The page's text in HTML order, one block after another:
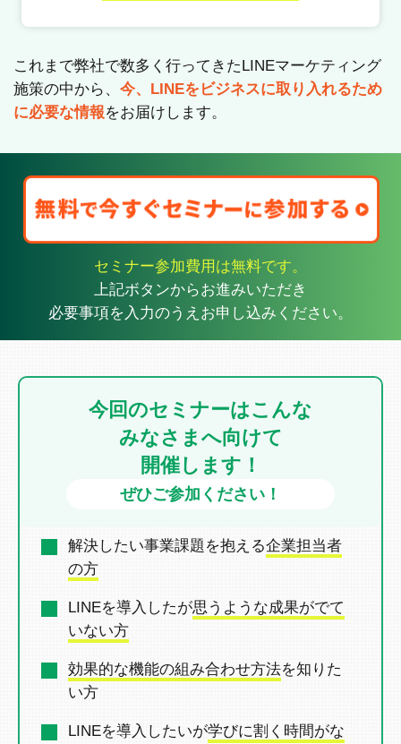
これまで弊社で数多く行ってきたLINEマーケティング
施策の中から、 今、LINEをビジネスに取り入れるため
に必要な情報をお届けします。
セミナー参加費用は無料です。
上記ボタンからお進みいただき
必要事項を入力のうえお申し込みください。
今回のセミナーはこんな
みなさまへ向けて
開催します！
ぜひご参加ください！
解決したい事業課題を抱える企業担当者
の方
LINEを導入したが思うような成果がでて
いない方
効果的な機能の組み合わせ方法を知りた
い方
LINEを導入したいが学びに割く時間がな